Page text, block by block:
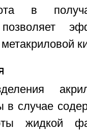
в
в случае
жидкой